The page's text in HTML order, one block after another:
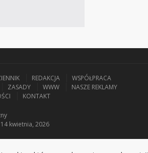
REDAKCJA
WSPÓŁPRACA
ZASADY WWW
NASZE REKLAMY
KONTAKT
kwietnia, 2026